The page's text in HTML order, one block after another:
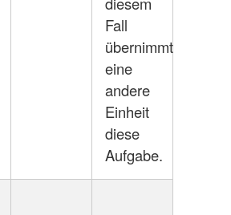
Fall
übernimmt
eine
andere
Einheit
diese
Aufgabe.